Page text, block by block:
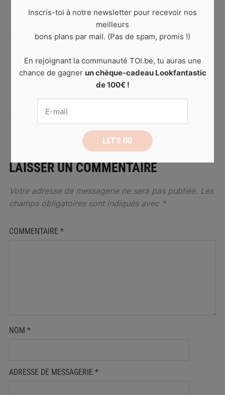
sociaux.
8 voyages en train qui
nous font rêver
LAISSER UN COMMENTAIRE
Votre adresse de messagerie ne sera pas publiée. Les
champs obligatoires sont indiqués avec *
COMMENTAIRE *
NOM *
ADRESSE DE MESSAGERIE *
Inscris-toi à notre newsletter pour recevoir nos
meilleurs
bons plans par mail. (Pas de spam, promis !)
En rejoignant la communauté TOI.be, tu auras une
chance de gagner un chèque-cadeau Lookfantastic
de 100€ !